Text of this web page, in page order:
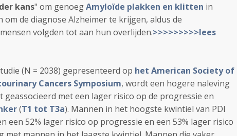
kans" om genoegAmyloïde plakken en klitten in
om de diagnose Alzheimer te krijgen, aldus de
volgden tot aan hun overlijden.>>>>>>>>>lees
(N = 2038) gepresenteerd op het American Society of
Cancers Symposium, wordt een hogere naleving
geassocieerd met een lager risico op de progressie en
(T1 tot T3a). Mannen in het hoogste kwintiel van PDI
een 52% lager risico op progressie en een 53% lager risico